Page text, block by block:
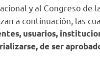
y al Congreso de
a continuación, las
usuarios,
de ser